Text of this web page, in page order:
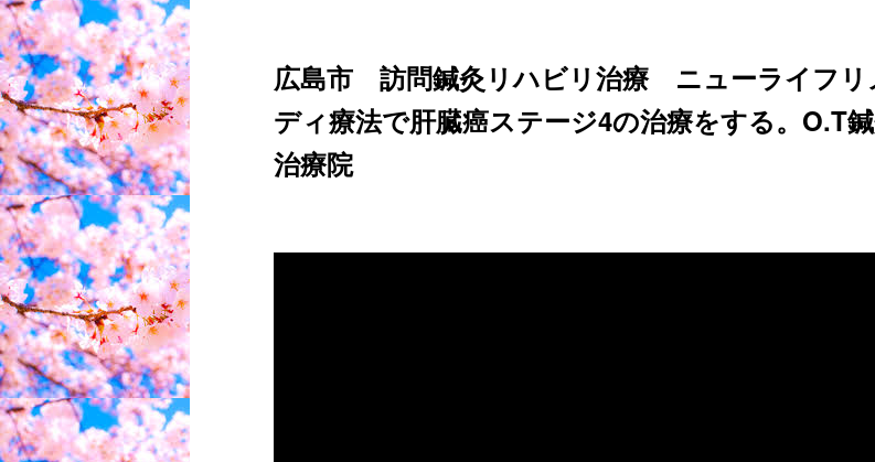
広島市 訪問鍼灸リハビリ治療 ニューライフリ
ディ療法で肝臓癌ステージ4の治療をする。O.T
治療院